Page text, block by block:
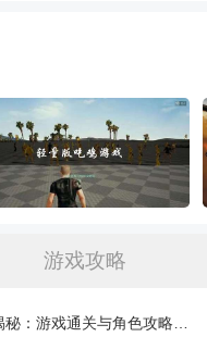
不断升级。
台，具有完全不同类
程，快速融入，人人
也方便，节假日的比
游戏攻略